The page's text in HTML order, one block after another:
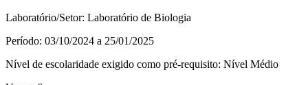
Laboratório/Setor: Laboratório de Biologia
Período: 03/10/2024 a 25/01/2025
Nível de escolaridade exigido como pré-requisito: Nível Médio